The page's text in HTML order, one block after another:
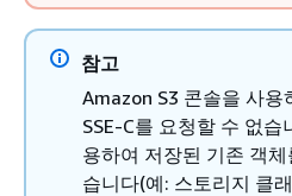
참고
Amazon S3 콘솔을 사
SSE-C를 요청할 수 없습
용하여 저장된 기존 객
습니다(예: 스토리지 클